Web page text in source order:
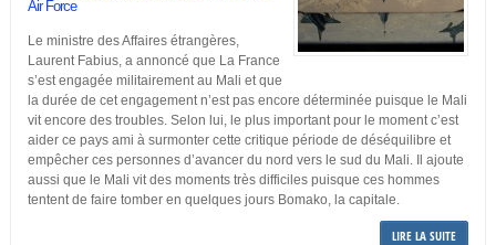
Air Force
Le ministre des Affaires étrangères,
Laurent Fabius, a annoncé que La France
s’est engagée militairement au Mali et que
la durée de cet engagement n’est pas encore déterminée puisque le Mali
vit encore des troubles. Selon lui, le plus important pour le moment c’est
aider ce pays ami à surmonter cette critique période de déséquilibre et
empêcher ces personnes d’avancer du nord vers le sud du Mali. Il ajoute
aussi que le Mali vit des moments très difficiles puisque ces hommes
tentent de faire tomber en quelques jours Bomako, la capitale.
LIRE LA SUITE